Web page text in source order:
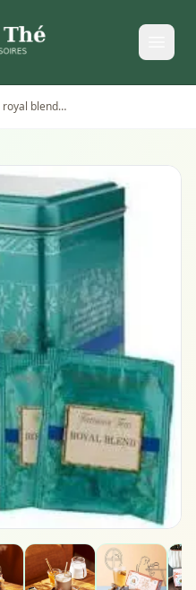
Thé royal blend Fortnum & Mason - boîte de 50 sachets